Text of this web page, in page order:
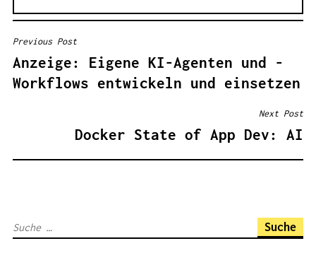
B
E
I
A
Previous Post
Anzeige: Eigene KI-Agenten und -
Workflows entwickeln und einsetzen
Next Post
Docker State of App Dev: AI
S